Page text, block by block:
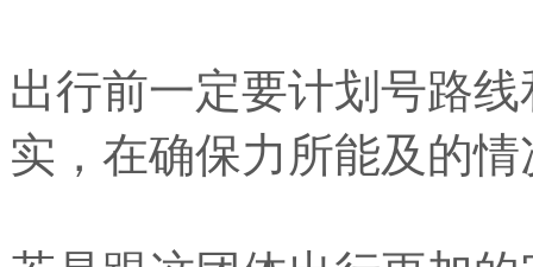
出行前一定要计划号路
实，在确保力所能及的